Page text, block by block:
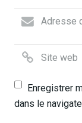
Enregistrer
dans le